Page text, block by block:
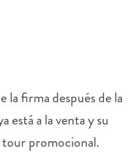
la firma después de la
está a la venta y su
tour promocional.